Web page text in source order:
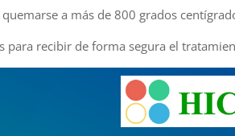
a más de 800 grados
para recibir de forma segura el